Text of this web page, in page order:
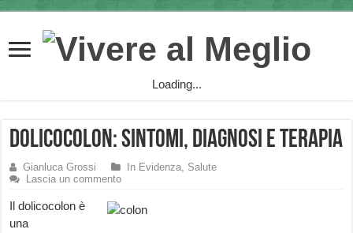
Loading...
Dolicocolon: sintomi, diagnosi e terapia
Gianluca Grossi In Evidenza, Salute
Lascia un commento
Il dolicocolon è
una